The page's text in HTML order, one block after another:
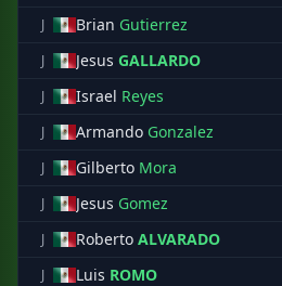
J
Brian Gutierrez
J
Jesus GALLARDO
J
Israel Reyes
J
Armando Gonzalez
J
Gilberto Mora
J
Jesus Gomez
J
Roberto ALVARADO
J
Luis ROMO